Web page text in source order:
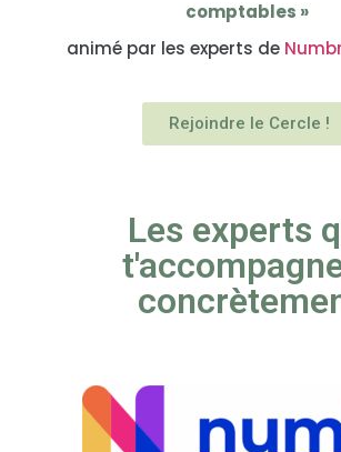
comptables »
animé par les experts de Numbr
Rejoindre le Cercle !
Les experts